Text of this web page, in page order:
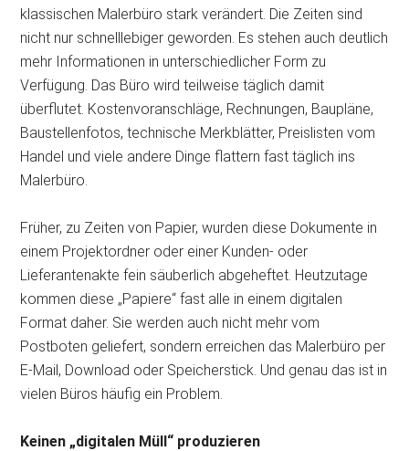
klassischen Malerbüro stark verändert. Die Zeiten sind
nicht nur schnelllebiger geworden. Es stehen auch deutlich
mehr Informationen in unterschiedlicher Form zu
Verfügung. Das Büro wird teilweise täglich damit
überflutet. Kostenvoranschläge, Rechnungen, Baupläne,
Baustellenfotos, technische Merkblätter, Preislisten vom
Handel und viele andere Dinge flattern fast täglich ins
Malerbüro.
Früher, zu Zeiten von Papier, wurden diese Dokumente in
einem Projektordner oder einer Kunden- oder
Lieferantenakte fein säuberlich abgeheftet. Heutzutage
kommen diese „Papiere“ fast alle in einem digitalen
Format daher. Sie werden auch nicht mehr vom
Postboten geliefert, sondern erreichen das Malerbüro per
E-Mail, Download oder Speicherstick. Und genau das ist in
vielen Büros häufig ein Problem.
Keinen „digitalen Müll“ produzieren